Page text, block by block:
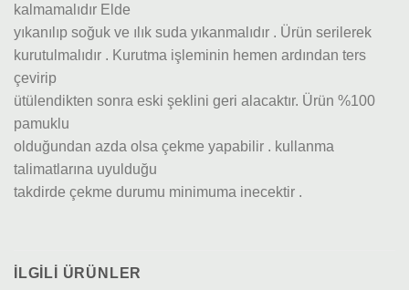
kalmamalıdır Elde
yıkanılıp soğuk ve ılık suda yıkanmalıdır . Ürün serilerek
kurutulmalıdır . Kurutma işleminin hemen ardından ters
çevirip
ütülendikten sonra eski şeklini geri alacaktır. Ürün %100
pamuklu
olduğundan azda olsa çekme yapabilir . kullanma
talimatlarına uyulduğu
takdirde çekme durumu minimuma inecektir .
İLGILI ÜRÜNLER